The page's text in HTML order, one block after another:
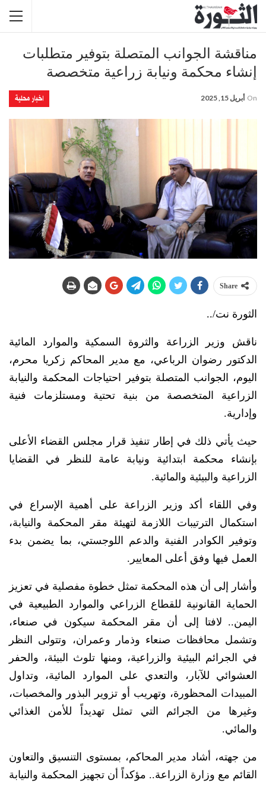
مناقشة الجوانب المتصلة بتوفير متطلبات
إنشاء محكمة ونيابة زراعية متخصصة
اخبار محلية On أبريل 15, 2025
Share
الثورة نت/..
ناقش وزير الزراعة والثروة السمكية والموارد المائية
الدكتور رضوان الرباعي، مع مدير المحاكم زكريا محرم،
اليوم، الجوانب المتصلة بتوفير احتياجات المحكمة والنيابة
الزراعية المتخصصة من بنية تحتية ومستلزمات فنية
وإدارية.
حيث يأتي ذلك في إطار تنفيذ قرار مجلس القضاء الأعلى
بإنشاء محكمة ابتدائية ونيابة عامة للنظر في القضايا
الزراعية والبيئية والمائية.
وفي اللقاء أكد وزير الزراعة على أهمية الإسراع في
استكمال الترتيبات اللازمة لتهيئة مقر المحكمة والنيابة،
وتوفير الكوادر الفنية والدعم اللوجستي، بما يضمن بدء
العمل فيها وفق أعلى المعايير.
وأشار إلى أن هذه المحكمة تمثل خطوة مفصلية في تعزيز
الحماية القانونية للقطاع الزراعي والموارد الطبيعية في
اليمن.. لافتا إلى أن مقر المحكمة سيكون في صنعاء،
وتشمل محافظات صنعاء وذمار وعمران، وتتولى النظر
في الجرائم البيئية والزراعية، ومنها تلوث البيئة، والحفر
العشوائي للآبار، والتعدي على الموارد المائية، وتداول
المبيدات المحظورة، وتهريب أو تزوير البذور والمخصبات،
وغيرها من الجرائم التي تمثل تهديداً للأمن الغذائي
والمائي.
من جهته، أشاد مدير المحاكم، بمستوى التنسيق والتعاون
القائم مع وزارة الزراعة.. مؤكداً أن تجهيز المحكمة والنيابة